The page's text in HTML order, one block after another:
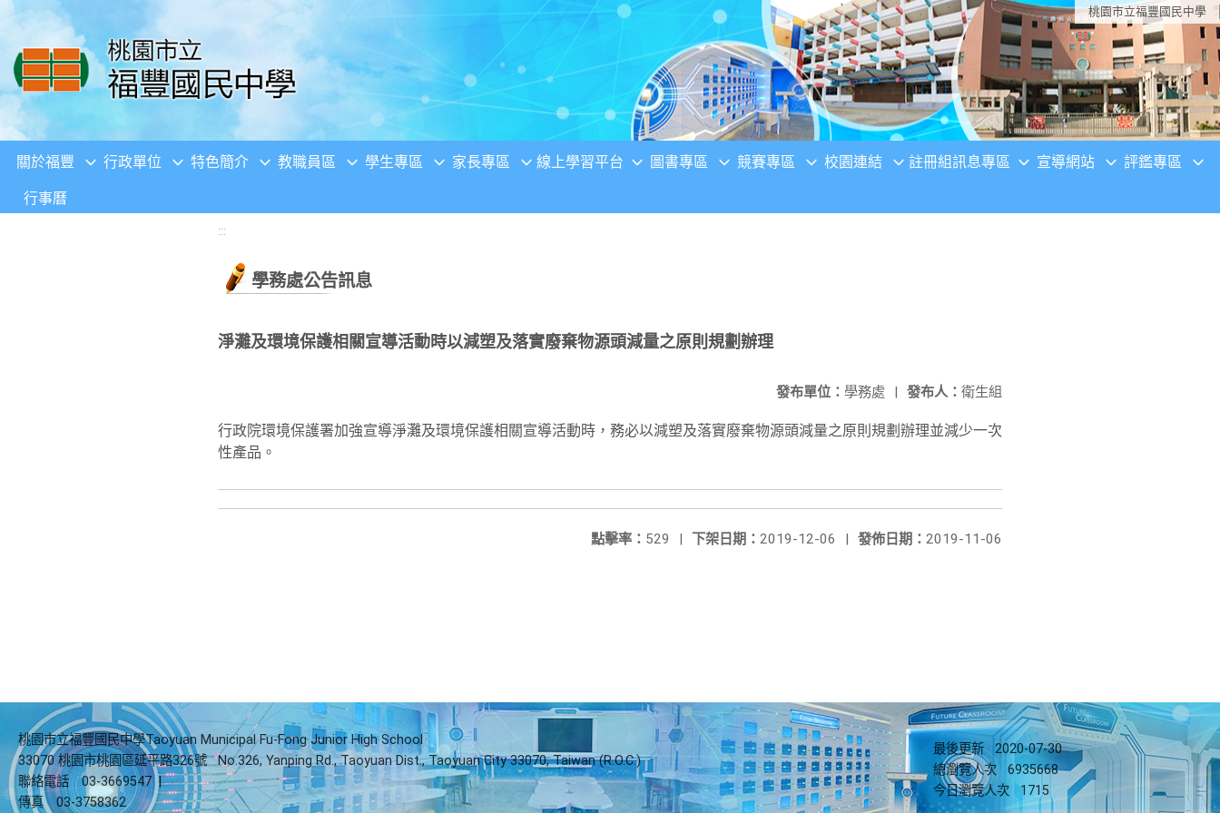
移至網頁之主要內容區位置 桃園市立福豐國民中學
關於福豐 行政單位 特色簡介 教職員區 學生專區 家長專區 線上學習平台 圖書專區 競賽專區 校園連結 註冊組訊息專區 宣導網站 評鑑專區
行事曆
:::
學務處公告訊息
淨灘及環境保護相關宣導活動時以減塑及落實廢棄物源頭減量之原則規劃辦理
發布人： 衛生組
發布單位： 學務處 |
行政院環境保護署加強宣導淨灘及環境保護相關宣導活動時，務必以減塑及落實廢棄物源頭減量之原則規劃辦理並減少一次
性產品。
發佈日期： 2019-11-06
下架日期： 2019-12-06 |
點擊率： 529 |
桃園市立福豐國民中學Taoyuan Municipal Fu-Fong Junior High School
33070 桃園市桃園區延平路326號
No.326, Yanping Rd., Taoyuan Dist., Taoyuan City 33070, Taiwan (R.O.C.)
聯絡電話
03-3669547 |
傳真
03-3758362
最後更新
2020-07-30
總瀏覽人次
6935668
今日瀏覽人次
1715